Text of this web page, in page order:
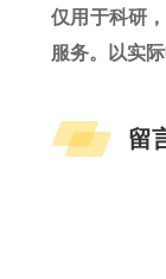
仅用于科研
服务。以实
留